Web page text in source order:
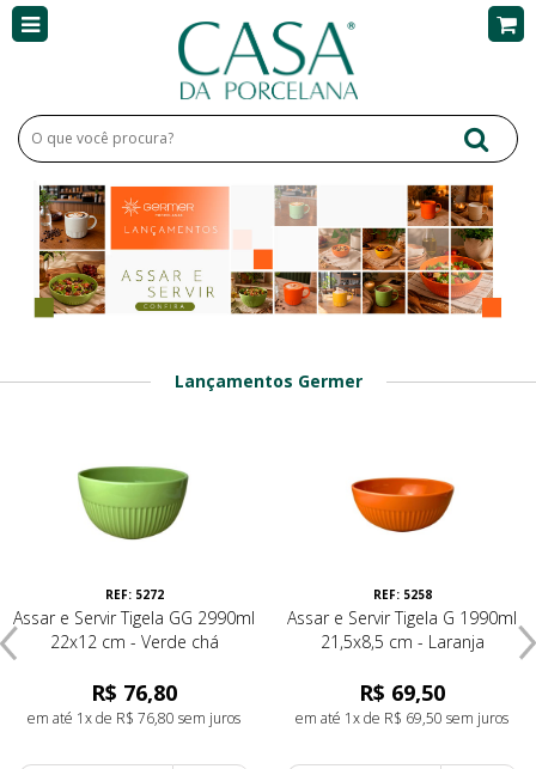
Lançamentos Germer
REF: 5272
Assar e Servir Tigela GG 2990ml
22x12 cm - Verde chá
R$ 76,80
em até 1x de R$ 76,80 sem juros
REF: 5258
Assar e Servir Tigela G 1990ml
21,5x8,5 cm - Laranja
R$ 69,50
em até 1x de R$ 69,50 sem juros